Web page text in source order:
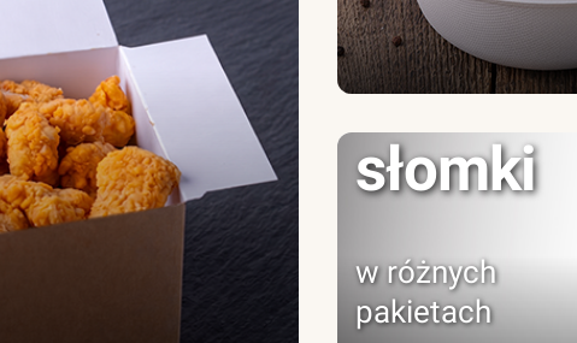
słomki
w różnych
pakietach